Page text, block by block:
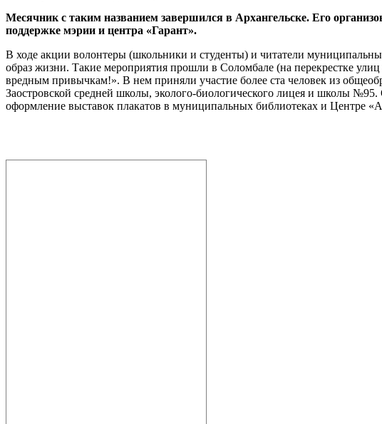
Месячник с таким названием завершился в Архангельске. Его
поддержке мэрии и центра «Гарант».
В ходе акции волонтеры (школьники и студенты) и читатели
образ жизни. Такие мероприятия прошли в Соломбале (на перекрестке
вредным привычкам!». В нем приняли участие более ста человек из
Заостровской средней школы, эколого-биологического лицея и школы
оформление выставок плакатов в муниципальных библиотеках и